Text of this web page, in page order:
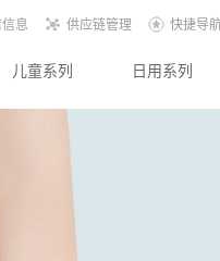
儿童系列 日用系列
息 供应链管理 快捷导